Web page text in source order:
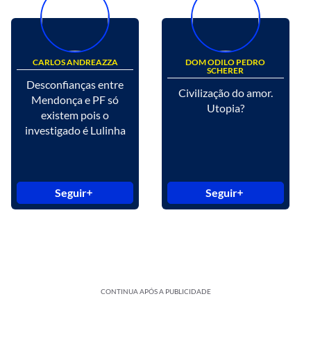
CARLOS ANDREAZZA
Desconfianças entre
Mendonça e PF só
existem pois o
investigado é Lulinha
Seguir
DOM ODILO PEDRO
SCHERER
Civilização do amor.
Utopia?
Seguir
CONTINUA APÓS A PUBLICIDADE